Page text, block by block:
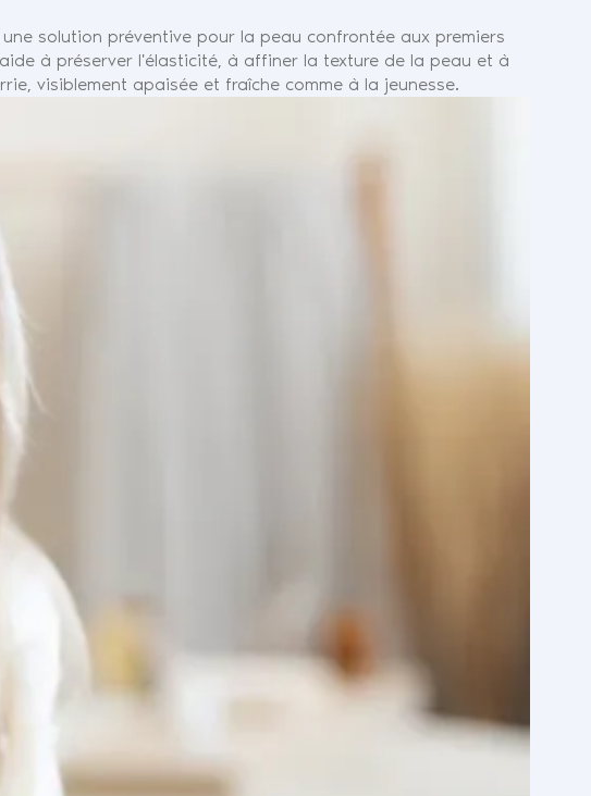
solution préventive pour la peau confrontée aux premiers
à préserver l'élasticité, à affiner la texture de la peau et à
visiblement apaisée et fraîche comme à la jeunesse.